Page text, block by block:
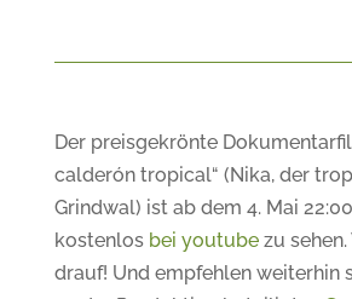
Der preisgekrönte
calderón tropical“ (Nika, der
Grindwal) ist ab dem 4. Mai
kostenlos bei youtubezu sehen.
drauf! Und empfehlen weiterhin